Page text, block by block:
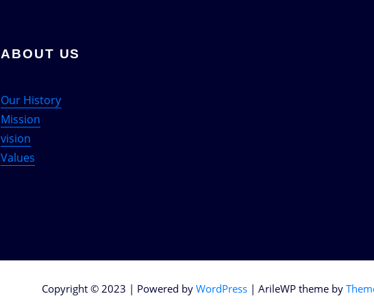
ABOUT US
Our History
Mission
vision
Values
Copyright © 2023 | Powered by WordPress | ArileWP theme by